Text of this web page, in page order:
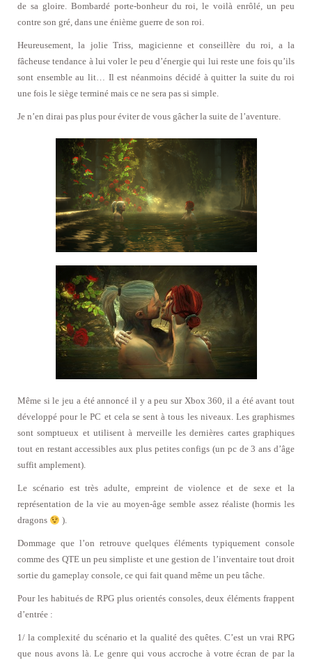
de sa gloire. Bombardé porte-bonheur du roi, le voilà enrôlé, un peu
contre son gré, dans une énième guerre de son roi.
Heureusement, la jolie Triss, magicienne et conseillère du roi, a la
fâcheuse tendance à lui voler le peu d’énergie qui lui reste une fois qu’ils
sont ensemble au lit… Il est néanmoins décidé à quitter la suite du roi
une fois le siège terminé mais ce ne sera pas si simple.
Je n’en dirai pas plus pour éviter de vous gâcher la suite de l’aventure.
Même si le jeu a été annoncé il y a peu sur Xbox 360, il a été avant tout
développé pour le PC et cela se sent à tous les niveaux. Les graphismes
sont somptueux et utilisent à merveille les dernières cartes graphiques
tout en restant accessibles aux plus petites configs (un pc de 3 ans d’âge
suffit amplement).
Le scénario est très adulte, empreint de violence et de sexe et la
représentation de la vie au moyen-âge semble assez réaliste (hormis les
dragons
).
Dommage que l’on retrouve quelques éléments typiquement console
comme des QTE un peu simpliste et une gestion de l’inventaire tout droit
sortie du gameplay console, ce qui fait quand même un peu tâche.
Pour les habitués de RPG plus orientés consoles, deux éléments frappent
d’entrée :
1/ la complexité du scénario et la qualité des quêtes. C’est un vrai RPG
que nous avons là. Le genre qui vous accroche à votre écran de par la